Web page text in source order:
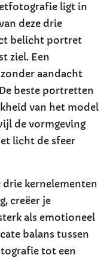
ligt in
deze drie
belicht portret
ziel. Een
aandacht
beste portretten
van het model
de vormgeving
licht de sfeer
kernelementen
creëer je
als emotioneel
balans tussen
tot een